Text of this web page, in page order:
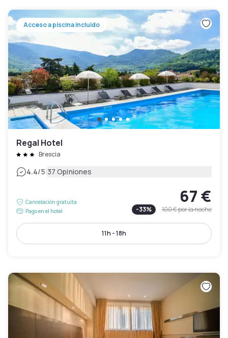
Acceso a piscina incluido
Regal Hotel
Brescia
4.4/5|37 Opiniones
Cancelación gratuita
Pago en el hotel
67 €
-33% 100 €por la noche
11h - 18h